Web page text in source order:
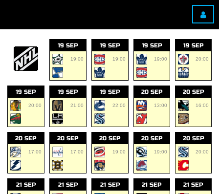
19 SEP
19:00
19 SEP
19:00
19 SEP
19:00
19 SEP
20:00
19 SEP
20:00
19 SEP
21:00
19 SEP
22:00
20 SEP
13:00
20 SEP
16:00
20 SEP
17:00
20 SEP
17:00
20 SEP
19:00
20 SEP
19:00
20 SEP
20:00
21 SEP 21 SEP 21 SEP 21 SEP 21 SEP